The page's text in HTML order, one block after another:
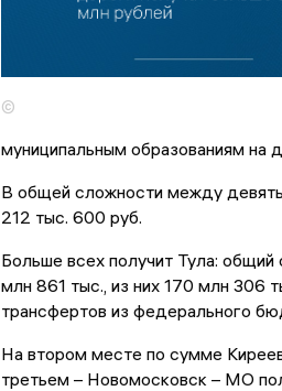
©
муниципальным образованиям на
В общей сложности между
212 тыс. 600 руб.
Больше всех получит Тула:
млн 861 тыс., из них 170 млн 306
трансфертов из федерального
На втором месте по сумме
третьем – Новомосковск – МО